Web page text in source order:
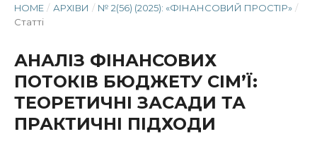
HOME / АРХІВИ / № 2(56) (2025): «ФІНАНСОВИЙ ПРОСТІР» /
Статті
АНАЛІЗ ФІНАНСОВИХ
ПОТОКІВ БЮДЖЕТУ СІМ’Ї:
ТЕОРЕТИЧНІ ЗАСАДИ ТА
ПРАКТИЧНІ ПІДХОДИ